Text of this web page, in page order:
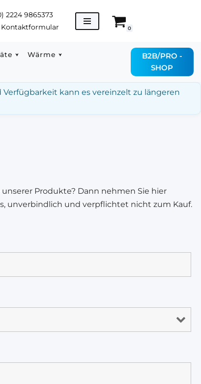
2224 9865373
0
Wärme
B2B/PRO -
SHOP
kann es vereinzelt zu längeren
Produkte? Dann nehmen Sie hier
unverbindlich und verpflichtet nicht zum Kauf.